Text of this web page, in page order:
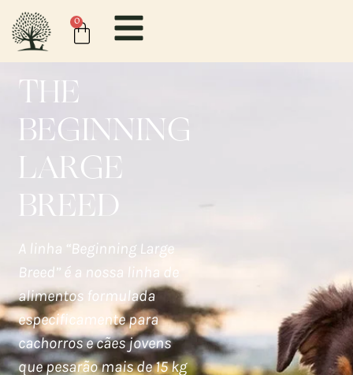
0
THE
BEGINNING
LARGE
BREED
A linha “Beginning Large
Breed” é a nossa linha de
alimentos formulada
especificamente para
cachorros e cães jovens
que pesarão mais de 15 kg